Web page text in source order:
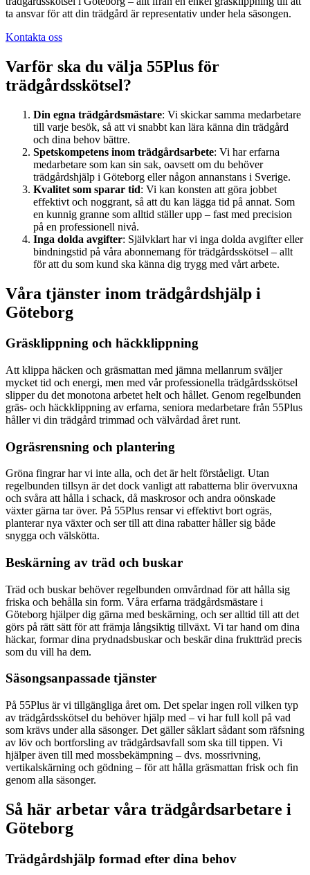
ta ansvar för att din trädgård är representativ under hela säsongen.
Kontakta oss
Varför ska du välja 55Plus för
trädgårdsskötsel?
Din egna trädgårdsmästare: Vi skickar samma medarbetare
till varje besök, så att vi snabbt kan lära känna din trädgård
och dina behov bättre.
Spetskompetens inom trädgårdsarbete: Vi har erfarna
medarbetare som kan sin sak, oavsett om du behöver
trädgårdshjälp i Göteborg eller någon annanstans i Sverige.
Kvalitet som sparar tid: Vi kan konsten att göra jobbet
effektivt och noggrant, så att du kan lägga tid på annat. Som
en kunnig granne som alltid ställer upp – fast med precision
på en professionell nivå.
Inga dolda avgifter: Självklart har vi inga dolda avgifter eller
bindningstid på våra abonnemang för trädgårdsskötsel – allt
för att du som kund ska känna dig trygg med vårt arbete.
Våra tjänster inom trädgårdshjälp i
Göteborg
Gräsklippning och häckklippning
Att klippa häcken och gräsmattan med jämna mellanrum sväljer
mycket tid och energi, men med vår professionella trädgårdsskötsel
slipper du det monotona arbetet helt och hållet. Genom regelbunden
gräs- och häckklippning av erfarna, seniora medarbetare från 55Plus
håller vi din trädgård trimmad och välvårdad året runt.
Ogräsrensning och plantering
Gröna fingrar har vi inte alla, och det är helt förståeligt. Utan
regelbunden tillsyn är det dock vanligt att rabatterna blir övervuxna
och svåra att hålla i schack, då maskrosor och andra oönskade
växter gärna tar över. På 55Plus rensar vi effektivt bort ogräs,
planterar nya växter och ser till att dina rabatter håller sig både
snygga och välskötta.
Beskärning av träd och buskar
Träd och buskar behöver regelbunden omvårdnad för att hålla sig
friska och behålla sin form. Våra erfarna trädgårdsmästare i
Göteborg hjälper dig gärna med beskärning, och ser alltid till att det
görs på rätt sätt för att främja långsiktig tillväxt. Vi tar hand om dina
häckar, formar dina prydnadsbuskar och beskär dina fruktträd precis
som du vill ha dem.
Säsongsanpassade tjänster
På 55Plus är vi tillgängliga året om. Det spelar ingen roll vilken typ
av trädgårdsskötsel du behöver hjälp med – vi har full koll på vad
som krävs under alla säsonger. Det gäller såklart sådant som räfsning
av löv och bortforsling av trädgårdsavfall som ska till tippen. Vi
hjälper även till med mossbekämpning – dvs. mossrivning,
vertikalskärning och gödning – för att hålla gräsmattan frisk och fin
genom alla säsonger.
Så här arbetar våra trädgårdsarbetare i
Göteborg
Trädgårdshjälp formad efter dina behov